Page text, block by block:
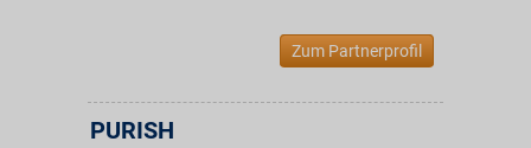
Zum Partnerprofil
PURISH